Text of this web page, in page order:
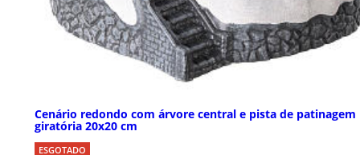
Cenário redondo com árvore central e pista de patinagem
giratória 20x20 cm
ESGOTADO